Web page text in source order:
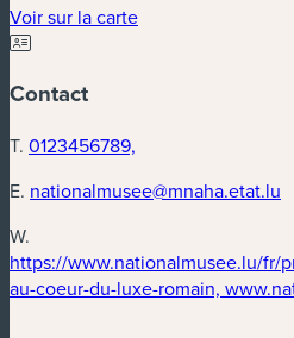
Voir sur la carte(nouvelle fenêtre)
Contact
T. 0123456789,
E. nationalmusee@mnaha.etat.lu
W.
https://www.nationalmusee.lu/fr/
au-coeur-du-luxe-romain,